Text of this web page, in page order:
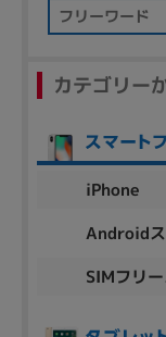
カテゴリー
iPhone
Android
SIMフリ
除外ワード
人気の検索ワード：Let's note
商品シリーズ名・ブランド名の